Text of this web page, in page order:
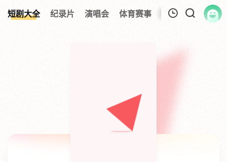
短剧大全 纪录片 演唱会 体育赛事 伦理片 影视解
暂无观看影片的记录